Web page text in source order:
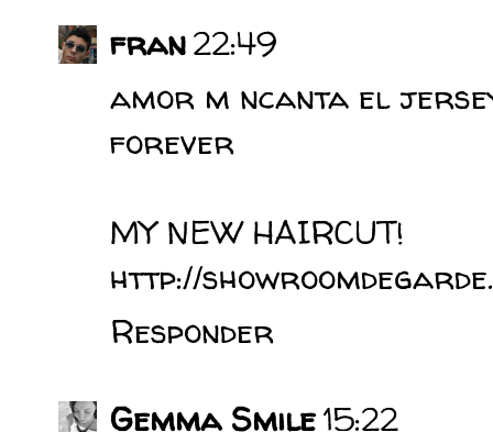
fran22:49
amor m ncanta el
forever
MY NEW HAIRCUT!
http://
Responder
Gemma Smile15:22